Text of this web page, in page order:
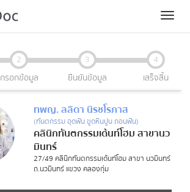
2
กรอกข้อมูล
3
ยืนยันข้อมูล
4
เสร็จสิ้น
ทพญ. ลลิดา นิรชโรภาส
(ทันตกรรม อุดฟัน ขูดหินปูน ถอนฟัน)
คลินิกทันตกรรมเด้นท์โฮม สาขานว
มินทร์
27/49 คลินิกทันตกรรมเด้นท์โฮม สาขา นวมินทร์
ถ.นวมินทร์ แขวง คลองกุ่ม